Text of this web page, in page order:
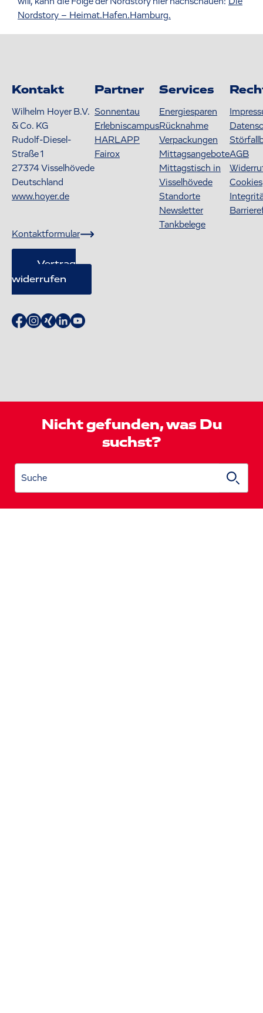
Nordstory – Heimat.Hafen.Hamburg.
Kontakt
Wilhelm Hoyer B.V.
& Co. KG
Rudolf-Diesel-
Straße 1
27374Visselhövede
Deutschland
www.hoyer.de
Kontaktformular
Vertrag
widerrufen
Partner
Sonnentau
Erlebniscampus
HARLAPP
Fairox
Services
Energiesparen
Rücknahme
Verpackungen
Mittagsangebote
Mittagstisch in
Visselhövede
Standorte
Newsletter
Tankbelege
AGB
Cookies
Nicht gefunden, was Du
suchst?
Suche